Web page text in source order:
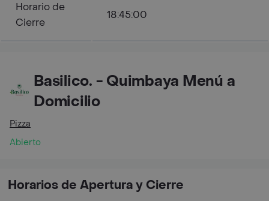
Horario de
Cierre
18:45:00
Basilico. - Quimbaya Menú a
Domicilio
Pizza
Abierto
Horarios de Apertura y Cierre